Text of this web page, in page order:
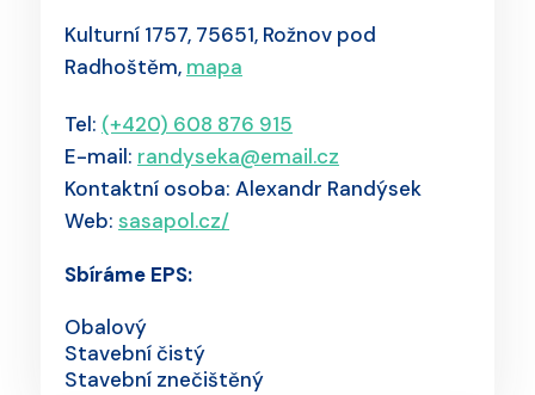
Kulturní 1757, 75651, Rožnov pod
Radhoštěm, mapa
Tel: (+420) 608 876 915
E-mail: randyseka@email.cz
Kontaktní osoba: Alexandr Randýsek
Web: sasapol.cz/
Sbíráme EPS:
Obalový
Stavební čistý
Stavební znečištěný